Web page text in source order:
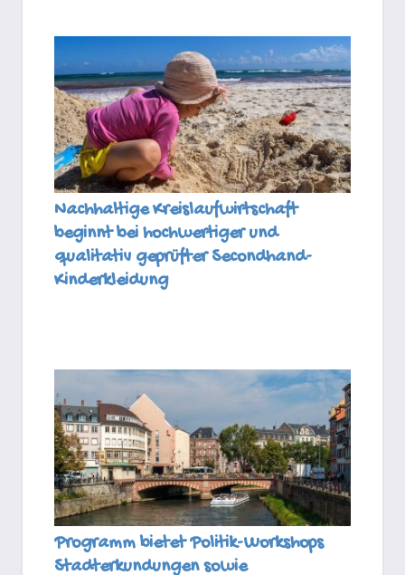
Nachhaltige Kreislaufwirtschaft
beginnt bei hochwertiger und
qualitativ geprüfter Secondhand-
Kinderkleidung
Programm bietet Politik-Workshops
Stadterkundungen sowie